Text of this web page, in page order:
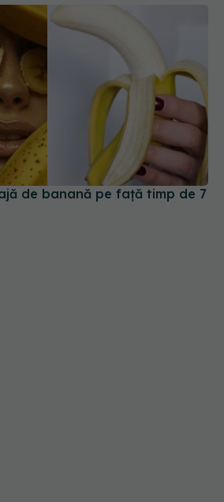
de banană pe față timp de 7